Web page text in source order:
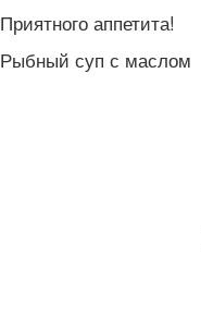
Приятного аппетита!
Рыбный суп с маслом